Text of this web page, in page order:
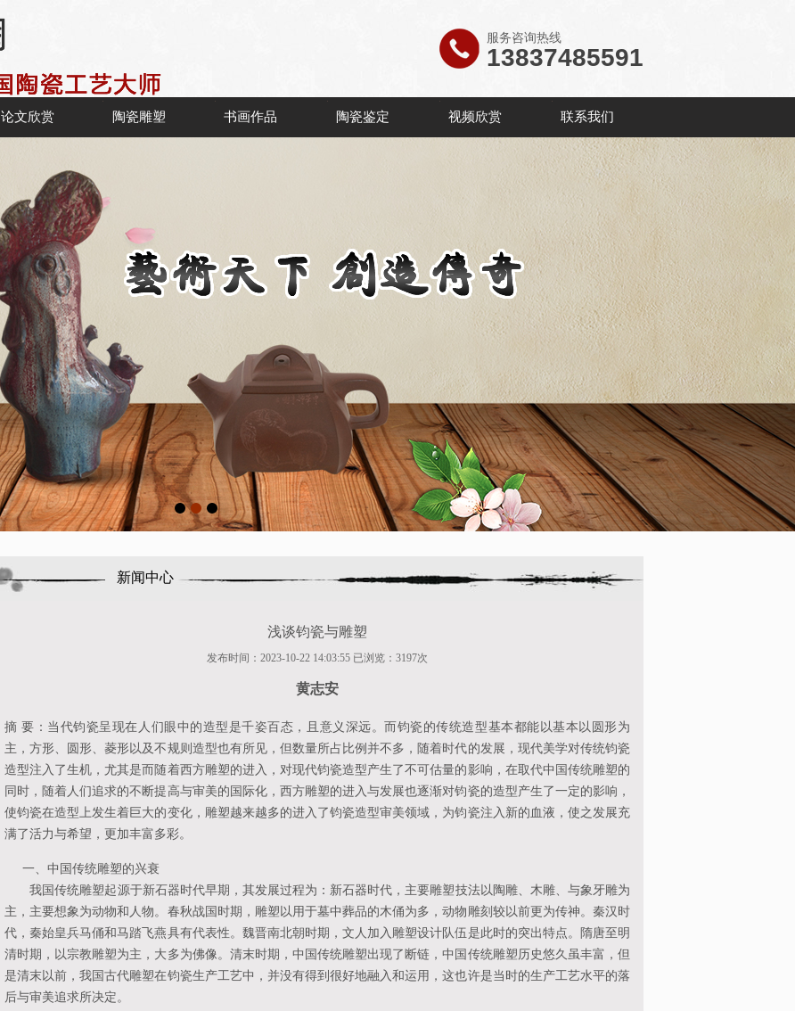
服务咨询热线
13837485591
论文欣赏 陶瓷雕塑 书画作品 陶瓷鉴定 视频欣赏 联系我们
新闻中心
浅谈钧瓷与雕塑
发布时间：2023-10-22 14:03:55 已浏览：3197次
黄志安
摘 要：当代钧瓷呈现在人们眼中的造型是千姿百态，且意义深远。而钧瓷的传统造型基本都能以基本以圆形为
主，方形、圆形、菱形以及不规则造型也有所见，但数量所占比例并不多，随着时代的发展，现代美学对传统钧瓷
造型注入了生机，尤其是而随着西方雕塑的进入，对现代钧瓷造型产生了不可估量的影响，在取代中国传统雕塑的
同时，随着人们追求的不断提高与审美的国际化，西方雕塑的进入与发展也逐渐对钧瓷的造型产生了一定的影响，
使钧瓷在造型上发生着巨大的变化，雕塑越来越多的进入了钧瓷造型审美领域，为钧瓷注入新的血液，使之发展充
满了活力与希望，更加丰富多彩。
一、中国传统雕塑的兴衰
我国传统雕塑起源于新石器时代早期，其发展过程为：新石器时代，主要雕塑技法以陶雕、木雕、与象牙雕为
主，主要想象为动物和人物。春秋战国时期，雕塑以用于墓中葬品的木俑为多，动物雕刻较以前更为传神。秦汉时
代，秦始皇兵马俑和马踏飞燕具有代表性。魏晋南北朝时期，文人加入雕塑设计队伍是此时的突出特点。隋唐至明
清时期，以宗教雕塑为主，大多为佛像。清末时期，中国传统雕塑出现了断链，中国传统雕塑历史悠久虽丰富，但
是清末以前，我国古代雕塑在钧瓷生产工艺中，并没有得到很好地融入和运用，这也许是当时的生产工艺水平的落
后与审美追求所决定。